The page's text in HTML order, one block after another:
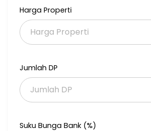
Harga Properti
Jumlah DP
Suku Bunga Bank (%)